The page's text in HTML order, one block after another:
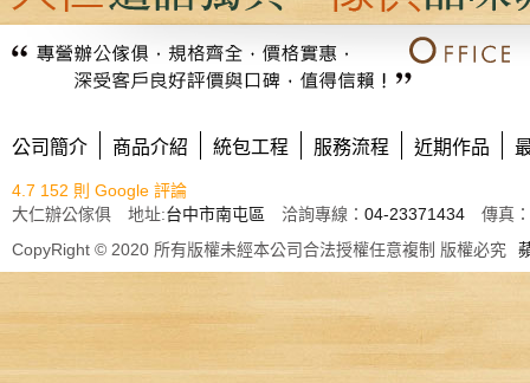
公司簡介 商品介紹 統包工程 服務流程 近期作品
4.7 152 則 Google 評論
大仁辦公傢俱 地址:台中市南屯區 洽詢專線： 04-23371434 傳真
CopyRight © 2020 所有版權未經本公司合法授權任意複制 版權必究